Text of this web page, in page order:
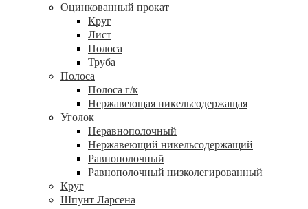
Оцинкованный прокат
Круг
Лист
Полоса
Труба
Полоса
Полоса г/к
Нержавеющая никельсодержащая
Уголок
Неравнополочный
Нержавеющий никельсодержащий
Равнополочный
Равнополочный низколегированный
Круг
Шпунт Ларсена